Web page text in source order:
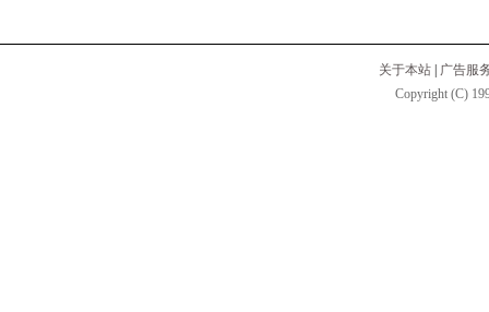
关于本站
广告服
Copyright (C)